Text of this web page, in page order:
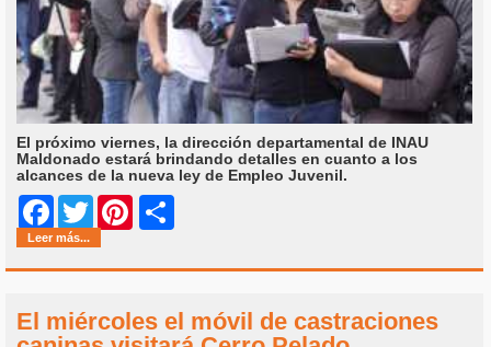
El próximo viernes, la dirección departamental de INAU
Maldonado estará brindando detalles en cuanto a los
alcances de la nueva ley de Empleo Juvenil.
Facebook
Twitter Pinterest
Leer más...
El miércoles el móvil de castraciones